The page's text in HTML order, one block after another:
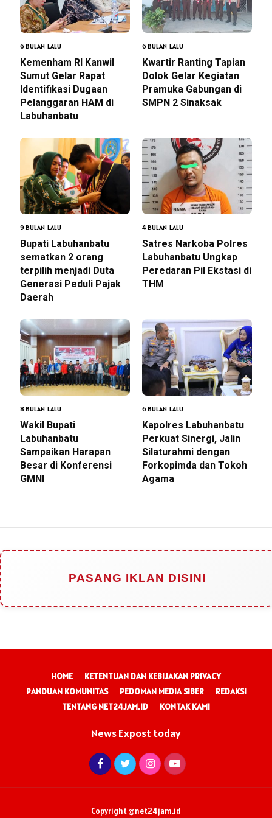
6 BULAN LALU
Kemenham RI Kanwil
Sumut Gelar Rapat
Identifikasi Dugaan
Pelanggaran HAM di
Labuhanbatu
6 BULAN LALU
Kwartir Ranting Tapian
Dolok Gelar Kegiatan
Pramuka Gabungan di
SMPN 2 Sinaksak
9 BULAN LALU
Bupati Labuhanbatu
sematkan 2 orang
terpilih menjadi Duta
Generasi Peduli Pajak
Daerah
4 BULAN LALU
Satres Narkoba Polres
Labuhanbatu Ungkap
Peredaran Pil Ekstasi di
THM
8 BULAN LALU
Wakil Bupati
Labuhanbatu
Sampaikan Harapan
Besar di Konferensi
GMNI
6 BULAN LALU
Kapolres Labuhanbatu
Perkuat Sinergi, Jalin
Silaturahmi dengan
Forkopimda dan Tokoh
Agama
PASANG IKLAN DISINI
HOME
KETENTUAN DAN KEBIJAKAN PRIVACY
PANDUAN KOMUNITAS
PEDOMAN MEDIA SIBER
REDAKSI
TENTANG NET24JAM.ID
KONTAK KAMI
News Expost today
Copyright @net24jam.id